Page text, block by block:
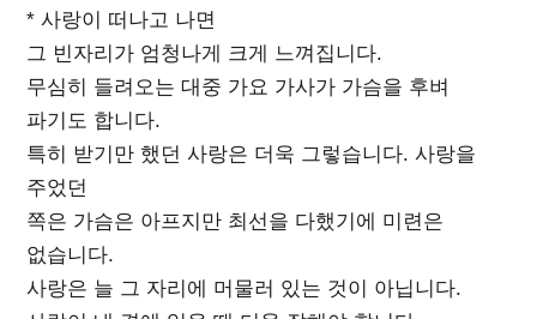
* 사랑이 떠나고 나면
그 빈자리가 엄청나게 크게 느껴집니다.
무심히 들려오는 대중 가요 가사가 가슴을 후벼
파기도 합니다.
특히 받기만 했던 사랑은 더욱 그렇습니다. 사랑을
주었던
쪽은 가슴은 아프지만 최선을 다했기에 미련은
없습니다.
사랑은 늘 그 자리에 머물러 있는 것이 아닙니다.